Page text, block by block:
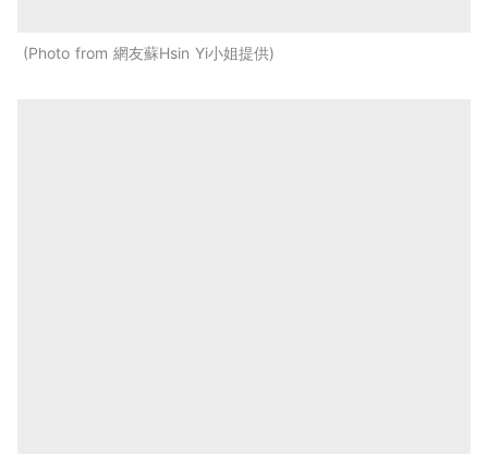
Photo from 網友蘇Hsin Yi小姐提供